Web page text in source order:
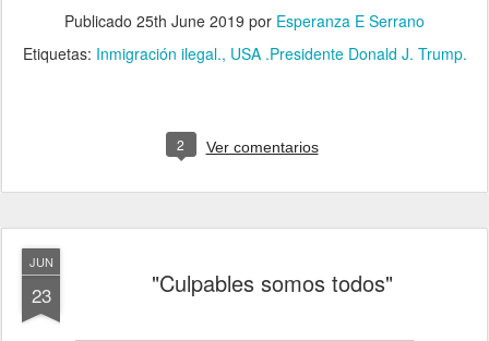
Publicado 25th June 2019 por Esperanza E Serrano
Etiquetas: Inmigración ilegal. USA .Presidente Donald J. Trump.
2 Ver comentarios
JUN
23 "Culpables somos todos"